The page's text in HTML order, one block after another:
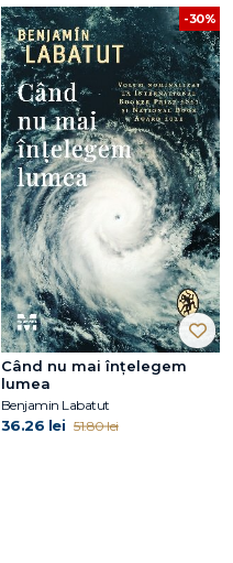
-30%
Când nu mai înțelegem
lumea
Benjamin Labatut
36.26 lei 51.80 lei